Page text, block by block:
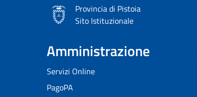
Provincia di Pistoia
Sito Istituzionale
Amministrazione
Servizi Online
PagoPA